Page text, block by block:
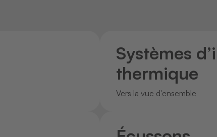
Systèmes
thermique
Vers la vue d'ensemble